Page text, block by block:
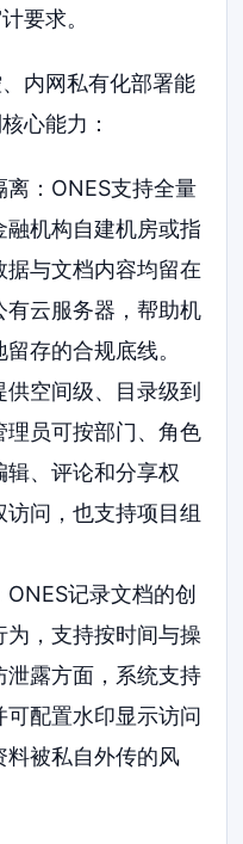
要求。
内网私有化部署能
心能力：
：ONES支持全量
机构自建机房或指
与文档内容均留在
有云服务器，帮助机
存的合规底线。
空间级、目录级到
员可按部门、角色
、评论和分享权
问，也支持项目组
记录文档的创
，支持按时间与操
露方面，系统支持
配置水印显示访问
料被私自外传的风